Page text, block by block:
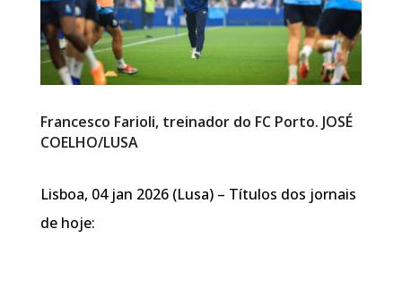
Francesco Farioli, treinador do FC Porto. JOSÉ
COELHO/LUSA
Lisboa, 04 jan 2026 (Lusa) – Títulos dos jornais
de hoje: